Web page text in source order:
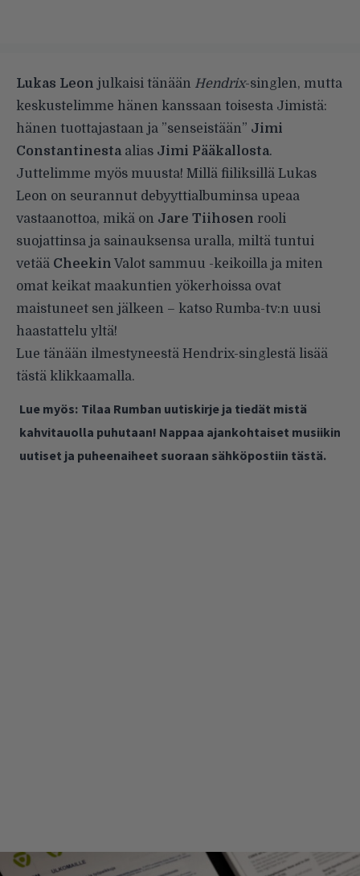
Lukas Leon julkaisi tänään Hendrix-singlen, mutta
keskustelimme hänen kanssaan toisesta Jimistä:
hänen tuottajastaan ja ”senseistään” Jimi
Constantinestaalias Jimi Pääkallosta.
Juttelimme myös muusta! Millä fiiliksillä Lukas
Leon on seurannut debyyttialbuminsa upeaa
vastaanottoa, mikä on Jare Tiihosen rooli
suojattinsa ja sainauksensa uralla, miltä tuntui
vetää Cheekin Valot sammuu -keikoilla ja miten
omat keikat maakuntien yökerhoissa ovat
maistuneet sen jälkeen – katso Rumba-tv:n uusi
haastattelu yltä!
Lue tänään ilmestyneestä Hendrix-singlestä lisää
tästä klikkaamalla.
Lue myös: Tilaa Rumban uutiskirje ja tiedät mistä
kahvitauolla puhutaan! Nappaa ajankohtaiset musiikin
uutiset ja puheenaiheet suoraan sähköpostiin tästä.